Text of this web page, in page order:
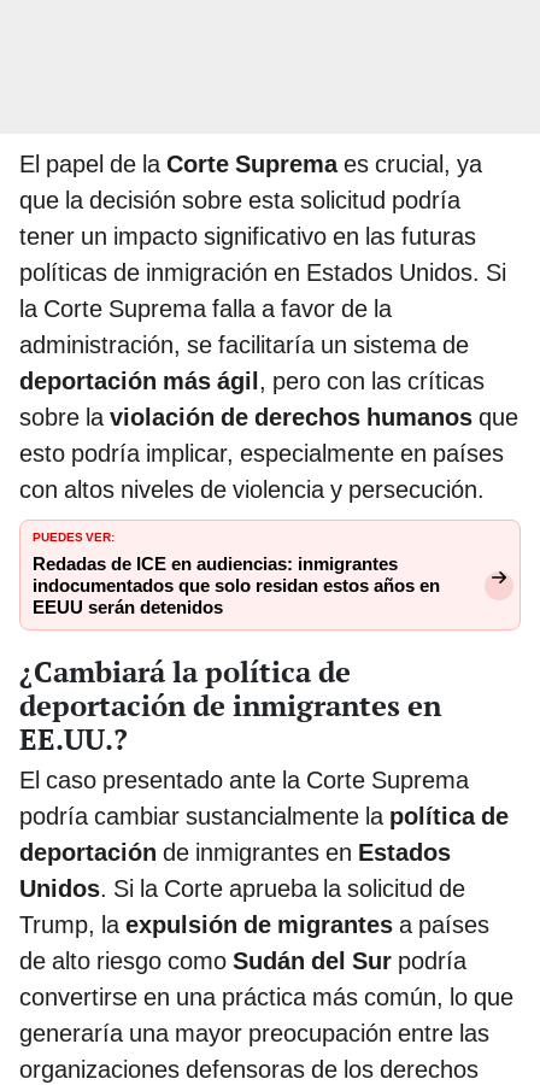
El papel de laCorte Supremaes crucial, ya
que la decisión sobre esta solicitud podría
tener un impacto significativo en las futuras
políticas de inmigración en Estados Unidos. Si
la Corte Suprema falla a favor de la
administración, se facilitaría un sistema de
deportación más ágil, pero con las críticas
sobre laviolación de derechos humanos que
esto podría implicar, especialmente en países
con altos niveles de violencia y persecución.
PUEDES VER:
Redadas de ICE en audiencias: inmigrantes
indocumentados que solo residan estos años en
EEUU serán detenidos
¿Cambiará la política de
deportación de inmigrantes en
EE.UU.?
El caso presentado ante la Corte Suprema
podría cambiar sustancialmente la política de
deportación de inmigrantes en Estados
Unidos. Si la Corte aprueba la solicitud de
Trump, la expulsión de migrantes a países
de alto riesgo como Sudán del Sur podría
convertirse en una práctica más común, lo que
generaría una mayor preocupación entre las
organizaciones defensoras de los derechos